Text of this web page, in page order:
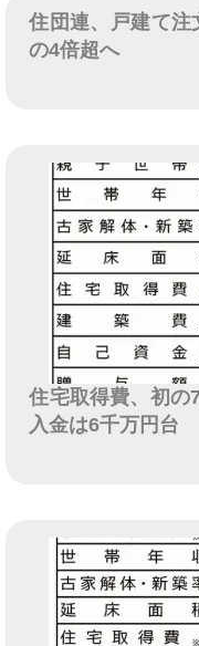
住団連、戸建て注
の4倍超へ
住宅取得費、初の
入金は6千万円台